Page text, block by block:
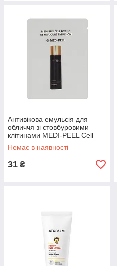
Антивікова емульсія для
обличчя зі стовбуровими
клітинами MEDI-PEEL Cell
Toxing Dermajours Emulsion
1.5ml
Немає в наявності
31 ₴